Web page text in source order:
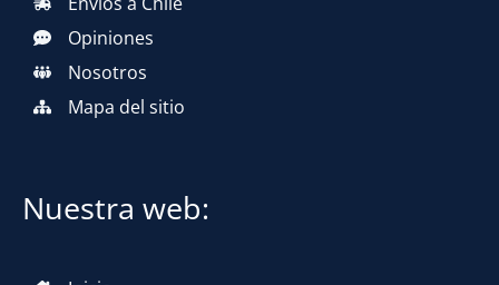
Opiniones
Nosotros
Mapa del sitio
Nuestra web: